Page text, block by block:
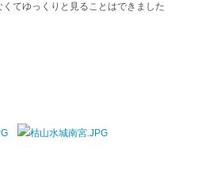
てゆっくりと見ることはできました